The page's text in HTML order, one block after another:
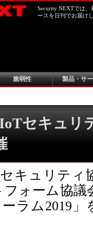
Security NEXTでは
ースを日刊でお届け
脆弱性 製品・サ
セキュリ
キュリティ
ォーム協議
ラム2019」